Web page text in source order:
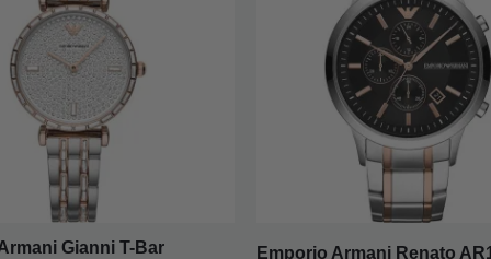
Gianni T-Bar
Emporio Armani Renato